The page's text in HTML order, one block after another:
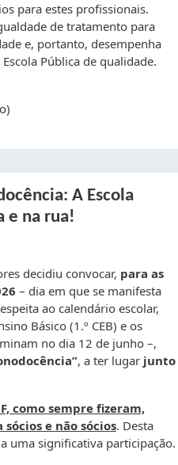
para estes profissionais.
de tratamento para
e, portanto, desempenha
Pública de qualidade.
A Escola
e na rua!
decidiu convocar, para as
– dia em que se manifesta
ao calendário escolar,
Básico (1.º CEB) e os
no dia 12 de junho –,
, a ter lugar junto
como sempre fizeram,
e não sócios. Desta
uma significativa participação.